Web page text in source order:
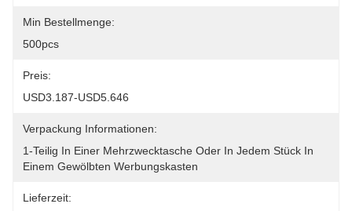
Min Bestellmenge:
500pcs
Preis:
USD3.187-USD5.646
Verpackung Informationen:
1-Teilig In Einer Mehrzwecktasche Oder In Jedem Stück In
Einem Gewölbten Werbungskasten
Lieferzeit: